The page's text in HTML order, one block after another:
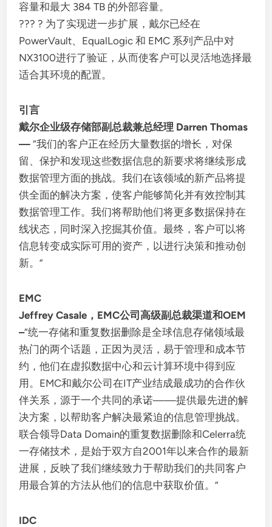
容量和最大 384 TB 的外部容量。
??? ? 为了实现进一步扩展，戴尔已经在
PowerVault、EqualLogic 和 EMC 系列产品中对
NX3100进行了验证，从而使客户可以灵活地选择最
适合其环境的配置。
引言
戴尔企业级存储部副总裁兼总经理 Darren Thomas
— “我们的客户正在经历大量数据的增长，对保
留、保护和发现这些数据信息的新要求将继续形成
数据管理方面的挑战。我们在该领域的新产品将提
供全面的解决方案，使客户能够简化并有效控制其
数据管理工作。我们将帮助他们将更多数据保持在
线状态，同时深入挖掘其价值。最终，客户可以将
信息转变成实际可用的资产，以进行决策和推动创
新。”
EMC
Jeffrey Casale，EMC公司高级副总裁渠道和OEM
–“统一存储和重复数据删除是全球信息存储领域最
热门的两个话题，正因为灵活，易于管理和成本节
约，他们在虚拟数据中心和云计算环境中得到应
用。EMC和戴尔公司在IT产业结成最成功的合作伙
伴关系，源于一个共同的承诺——提供最先进的解
决方案，以帮助客户解决最紧迫的信息管理挑战。
联合领导Data Domain的重复数据删除和Celerra统
一存储技术，是始于双方自2001年以来合作的最新
进展，反映了我们继续致力于帮助我们的共同客户
用最合算的方法从他们的信息中获取价值。”
IDC